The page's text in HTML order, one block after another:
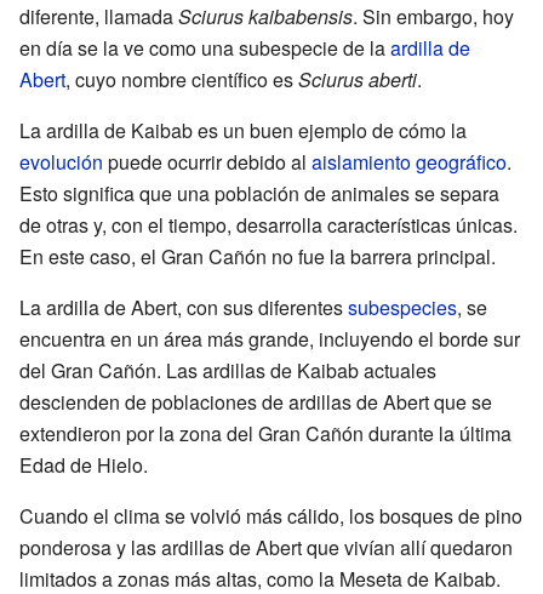
diferente, llamadaSciurus kaibabensis. Sin embargo, hoy
en día se la ve como una subespecie de laardilla de
Abert, cuyo nombre científico esSciurus aberti.
La ardilla de Kaibab es un buen ejemplo de cómo la
evolución puede ocurrir debido al aislamiento geográfico.
Esto significa que una población de animales se separa
de otras y, con el tiempo, desarrolla características únicas.
En este caso, el Gran Cañón no fue la barrera principal.
La ardilla de Abert, con sus diferentessubespecies, se
encuentra en un área más grande, incluyendo el borde sur
del Gran Cañón. Las ardillas de Kaibab actuales
descienden de poblaciones de ardillas de Abert que se
extendieron por la zona del Gran Cañón durante la última
Edad de Hielo.
Cuando el clima se volvió más cálido, los bosques de pino
ponderosa y las ardillas de Abert que vivían allí quedaron
limitados a zonas más altas, como la Meseta de Kaibab.